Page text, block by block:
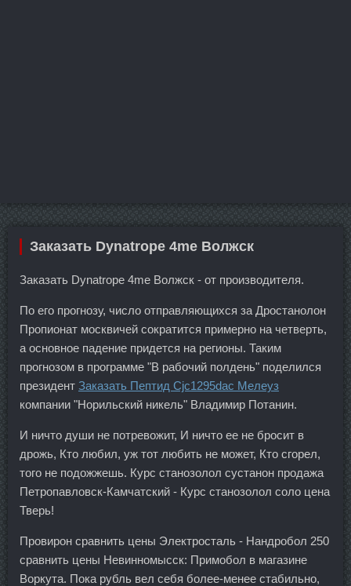
Заказать Dynatrope 4me Волжск
Заказать Dynatrope 4me Волжск - от производителя.
По его прогнозу, число отправляющихся за Дростанолон
Пропионат москвичей сократится примерно на четверть,
а основное падение придется на регионы. Таким
прогнозом в программе "В рабочий полдень" поделился
президент Заказать Пептид Cjc1295dac Мелеуз
компании "Норильский никель" Владимир Потанин.
И ничто души не потревожит, И ничто ее не бросит в
дрожь, Кто любил, уж тот любить не может, Кто сгорел,
того не подожжешь. Курс станозолол сустанон продажа
Петропавловск-Камчатский - Курс станозолол соло цена
Тверь!
Провирон сравнить цены Электросталь - Нандробол 250
сравнить цены Невинномысск: Примобол в магазине
Воркута. Пока рубль вел себя более-менее стабильно,